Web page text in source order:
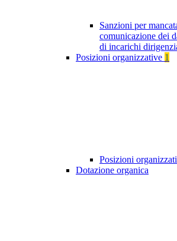
Sanzioni per
comunicazione dei
di incarichi
Posizioni organizzative 1
Posizioni
Dotazione organica